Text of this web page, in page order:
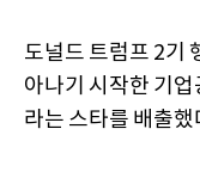
도널드 트럼프 2기
아나기 시작한 기
라는 스타를 배출했